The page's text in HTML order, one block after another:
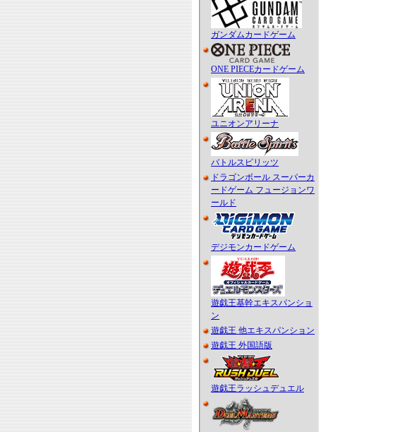
ガンダムカードゲーム
ONE PIECEカードゲーム
ユニオンアリーナ
バトルスピリッツ
ドラゴンボール スーパーカ
ードゲーム フュージョンワ
ールド
デジモンカードゲーム
遊戯王基幹エキスパンショ
ン
遊戯王 他エキスパンション
遊戯王 外国語版
遊戯王ラッシュデュエル